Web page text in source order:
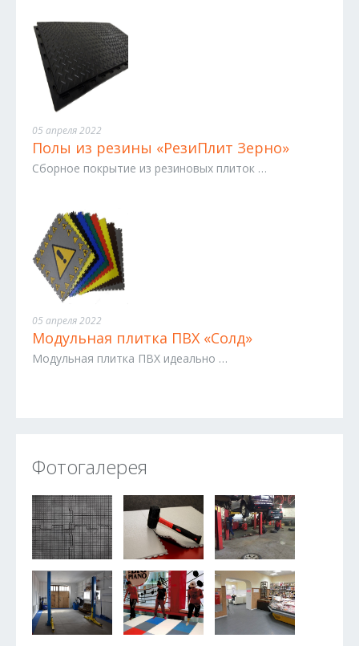
05 апреля 2022
Полы из резины «РезиПлит Зерно»
Сборное покрытие из резиновых плиток …
05 апреля 2022
Модульная плитка ПВХ «Солд»
Модульная плитка ПВХ идеально …
Фотогалерея